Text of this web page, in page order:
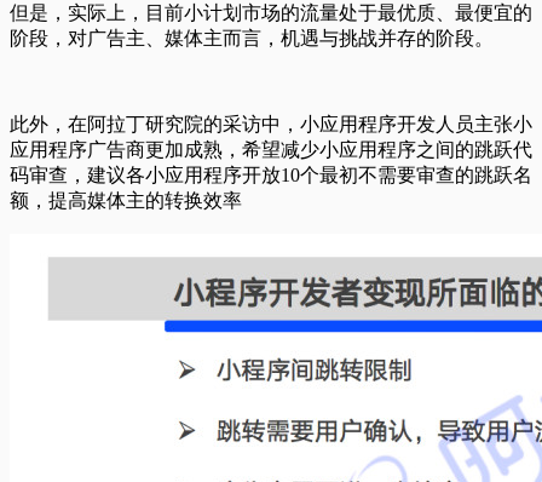
但是，实际上，目前小计划市场的流量处于最优质、最便宜的
阶段，对广告主、媒体主而言，机遇与挑战并存的阶段。
此外，在阿拉丁研究院的采访中，小应用程序开发人员主张小
应用程序广告商更加成熟，希望减少小应用程序之间的跳跃代
码审查，建议各小应用程序开放10个最初不需要审查的跳跃名
额，提高媒体主的转换效率